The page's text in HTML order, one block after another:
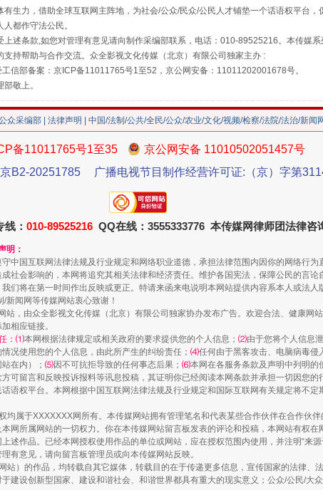
珠宝鉴定乱象
重拳
走近一线检察官
生力，借助全球互联网主阵地，为社会/公众/民众/公民人才铺垫一个话语权平台，
都作守法公民。
述条款,如您对管理有意见请向制作采编部联系，电话：010-89525216。本传媒
持帮助与合作交流。众全影视文化传媒（北京）有限公司独家主办 :
信部备案：京ICP备11011765号1至52，京公网安备：11011202001678号。
敬上。
众采编部 法律声明 | 中国/法制/公共/全民/公众/农业/文化/视频/检察/法院/法治/新闻
备11011765号1至35
京公网安备 11010502051457号
B2-20251785
广播电视节目制作经营许可证:（京）字第
： 010-89525216 QQ在线：3555333776 本传媒网律师团法律咨
明：
中国互联网法律法规及行业规定和网络职业道德，承担法律范围内因你的网络行
社会影响的，本网将追究其相关法律和经济责任。维护各国宪法，保障公民的言
们将在第一时间作出反映或更正。特请来函来电说明本网站提供内容系本人或法
新闻网等传媒网站衷心致谢！
站，由众全影视文化传媒（北京）有限公司独家协办发布广告。欢迎合法、健康网
相应链接。
任：⑴本网根据法律规定或相关政府的要求提供您的个人信息； ⑵由于您将个人信息
况使用您的个人信息，由此所产生的纠纷责任； ⑷任何由于黑客攻击、电脑病毒侵
在内）； ⑸因不可抗拒导致的任何事态后果； ⑹本网在各服务条款及声明中列明的
可留言和反映投诉报料等讯息投稿，其证明你已经阅读本网条款并承担一切因您
语权平台。本网根据中国互联网法律法规及行业规定和国际互联网有关规定将不定
均属于XXXXXXX网所有。本传媒网站拥有管理笔名和代表某些合作伙伴在合作伙
网所属网站的一切权力。你在本传媒网站留言板发表的评论和投稿，本网站有权
述作品。已经本网授权使用作品的单位或网站，应在授权范围内使用，并注明“来源
有意见，请向留言板管理员或向本传媒网站反映。
站）的作品，均转载自其它媒体，转载目的在于传递更多信息，宣传国家的法律、
建设创新型国家、建设和谐社会、和谐世界都具有重大的现实意义；公众/公民/大